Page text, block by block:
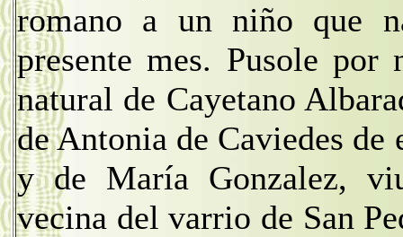
romano a un niño que
presente mes. Pusole
natural de Cayetano
de Antonia de Caviedes de
y de María Gonzalez,
vecina del varrio de San